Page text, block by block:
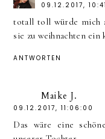
09.12.2017,
totall toll würde mich
sie zu weihnachten ein
ANTWORTEN
Maike J.
09.12.2017, 11:06:00
Das wäre eine